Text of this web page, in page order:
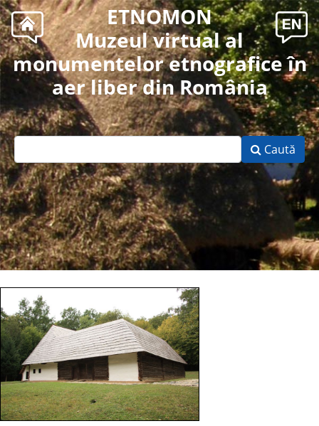
ETNOMON
Muzeul virtual al
monumentelor etnografice în
aer liber din România
Caută